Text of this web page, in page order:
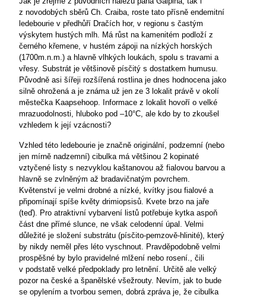
z novodobých sběrů Ch. Craiba, roste tato přísně endemitní
ledebourie v předhůří Dračích hor, v regionu s častým
výskytem hustých mlh. Má růst na kamenitém podloží z
černého křemene, v hustém zápoji na nízkých horských
(1700m.n.m.) a hlavně vlhkých loukách, spolu s travami a
vřesy. Substrát je většinově písčitý s dostatkem humusu.
Původně asi šířeji rozšířená rostlina je dnes hodnocena jako
silně ohrožená a je známa už jen ze 3 lokalit právě v okolí
městečka Kaapsehoop. Informace z lokalit hovoří o velké
mrazuodolnosti, hluboko pod –10°C, ale kdo by to zkoušel
vzhledem k její vzácnosti?
Vzhled této ledebourie je značně originální, podzemní (nebo
jen mírně nadzemní) cibulka má většinou 2 kopinaté
vztyčené listy s nezvyklou kaštanovou až fialovou barvou a
hlavně se zvlněným až bradavičnatým povrchem.
Květenství je velmi drobné a nízké, kvítky jsou fialové a
připomínají spíše květy drimiopsisů. Kvete brzo na jaře
(teď). Pro atraktivní vybarvení listů potřebuje kytka aspoň
část dne přímé slunce, ne však celodenní úpal. Velmi
důležité je složení substrátu (písčito-pemzově-hlinité), který
by nikdy neměl přes léto vyschnout. Pravděpodobně velmi
prospěšné by bylo pravidelné mlžení nebo rosení., čili
v podstatě velké předpoklady pro letnění. Určitě ale velký
pozor na české a španělské všežrouty. Nevím, jak to bude
se opylením a tvorbou semen, dobrá zpráva je, že cibulka